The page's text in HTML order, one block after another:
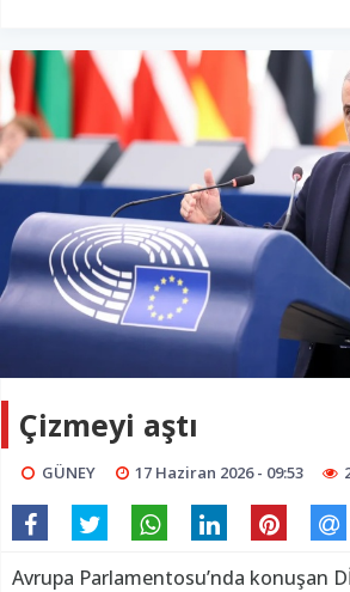
Çizmeyi aştı
GÜNEY 17 Haziran 2026 - 09:53
Avrupa Parlamentosu’nda konuşan